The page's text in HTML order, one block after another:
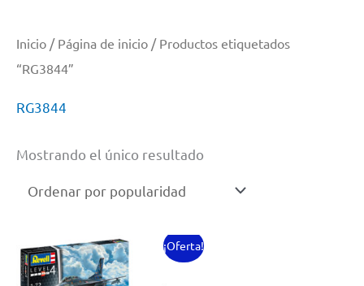
Inicio / Página de inicio / Productos etiquetados
“RG3844”
RG3844
Mostrando el único resultado
¡Oferta!